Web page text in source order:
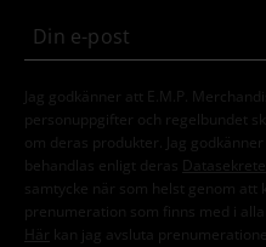
Jag godkänner att E.M.P.
personuppgifter och regelbundet
om deras produkter. Jag
behandlas enligt deras
samtycke när som helst genom att
prenumeration som finns med i alla
Här kan jag avsluta